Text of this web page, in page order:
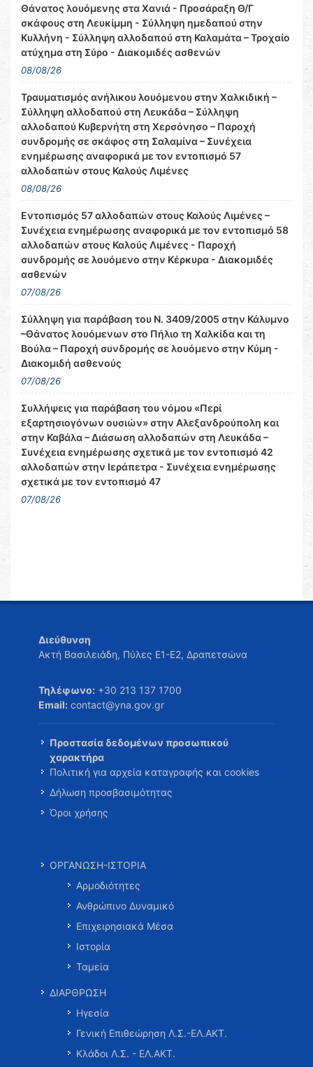
Θάνατος λουόμενης στα Χανιά - Προσάραξη Θ/Γ
σκάφους στη Λευκίμμη - Σύλληψη ημεδαπού στην
Κυλλήνη - Σύλληψη αλλοδαπού στη Καλαμάτα – Τροχαίο
ατύχημα στη Σύρο - Διακομιδές ασθενών
08/08/26
Τραυματισμός ανήλικου λουόμενου στην Χαλκιδική –
Σύλληψη αλλοδαπού στη Λευκάδα – Σύλληψη
αλλοδαπού Κυβερνήτη στη Χερσόνησο – Παροχή
συνδρομής σε σκάφος στη Σαλαμίνα – Συνέχεια
ενημέρωσης αναφορικά με τον εντοπισμό 57
αλλοδαπών στους Καλούς Λιμένες
08/08/26
Εντοπισμός 57 αλλοδαπών στους Καλούς Λιμένες –
Συνέχεια ενημέρωσης αναφορικά με τον εντοπισμό 58
αλλοδαπών στους Καλούς Λιμένες - Παροχή
συνδρομής σε λουόμενο στην Κέρκυρα - Διακομιδές
ασθενών
07/08/26
Σύλληψη για παράβαση του Ν. 3409/2005 στην Κάλυμνο
–Θάνατος λουόμενων στο Πήλιο τη Χαλκίδα και τη
Βούλα – Παροχή συνδρομής σε λουόμενο στην Κύμη -
Διακομιδή ασθενούς
07/08/26
Συλλήψεις για παράβαση του νόμου «Περί
εξαρτησιογόνων ουσιών» στην Αλεξανδρούπολη και
στην Καβάλα – Διάσωση αλλοδαπών στη Λευκάδα –
Συνέχεια ενημέρωσης σχετικά με τον εντοπισμό 42
αλλοδαπών στην Ιεράπετρα - Συνέχεια ενημέρωσης
σχετικά με τον εντοπισμό 47
07/08/26
Διεύθυνση
Ακτή Βασιλειάδη, Πύλες Ε1-Ε2, Δραπετσώνα
Τηλέφωνο: +30 213 137 1700
Email: contact@yna.gov.gr
Προστασία δεδομένων προσωπικού
χαρακτήρα
Πολιτική για αρχεία καταγραφής και cookies
Δήλωση προσβασιμότητας
Όροι χρήσης
ΟΡΓΑΝΩΣΗ-ΙΣΤΟΡΙΑ
Αρμοδιότητες
Ανθρώπινο Δυναμικό
Επιχειρησιακά Μέσα
Ιστορία
Ταμεία
ΔΙΑΡΘΡΩΣΗ
Ηγεσία
Γενική Επιθεώρηση Λ.Σ.-ΕΛ.ΑΚΤ.
Κλάδοι Λ.Σ. - ΕΛ.ΑΚΤ.